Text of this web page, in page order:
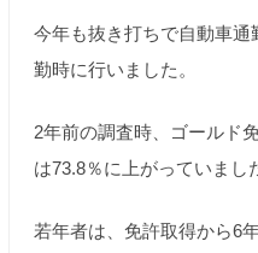
今年も抜き打ちで自動車通
勤時に行いました。
2年前の調査時、ゴールド
は73.8％に上がっていまし
若年者は、免許取得から6